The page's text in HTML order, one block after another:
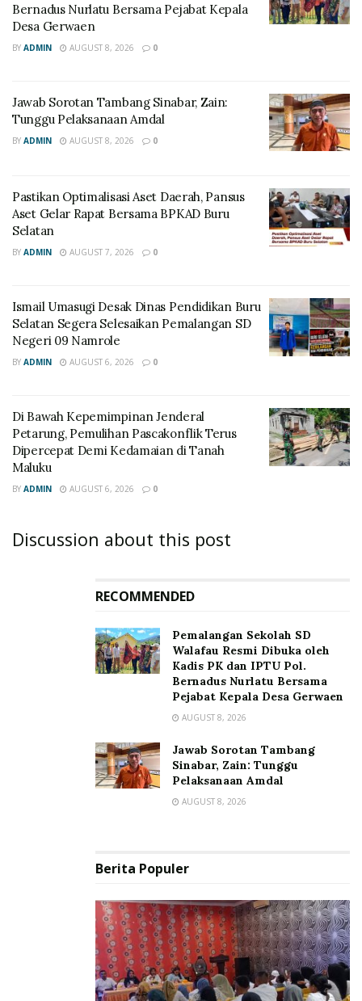
Bernadus Nurlatu Bersama Pejabat Kepala
Desa Gerwaen
BY ADMIN AUGUST 8, 2026 0
Jawab Sorotan Tambang Sinabar, Zain:
Tunggu Pelaksanaan Amdal
BY ADMIN AUGUST 8, 2026 0
Pastikan Optimalisasi Aset Daerah, Pansus
Aset Gelar Rapat Bersama BPKAD Buru
Selatan
BY ADMIN AUGUST 7, 2026 0
Ismail Umasugi Desak Dinas Pendidikan Buru
Selatan Segera Selesaikan Pemalangan SD
Negeri 09 Namrole
BY ADMIN AUGUST 6, 2026 0
Di Bawah Kepemimpinan Jenderal
Petarung, Pemulihan Pascakonflik Terus
Dipercepat Demi Kedamaian di Tanah
Maluku
BY ADMIN AUGUST 6, 2026 0
Discussion about this post
RECOMMENDED
Pemalangan Sekolah SD
Walafau Resmi Dibuka oleh
Kadis PK dan IPTU Pol.
Bernadus Nurlatu Bersama
Pejabat Kepala Desa Gerwaen
AUGUST 8, 2026
Jawab Sorotan Tambang
Sinabar, Zain: Tunggu
Pelaksanaan Amdal
AUGUST 8, 2026
Berita Populer